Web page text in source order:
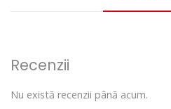
Recenzii
Nu există recenzii până acum.